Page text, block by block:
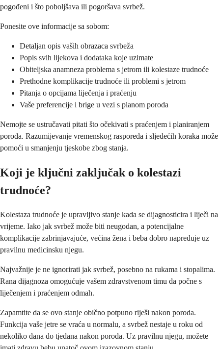
pogođeni i što poboljšava ili pogoršava svrbež.
Ponesite ove informacije sa sobom:
Detaljan opis vaših obrazaca svrbeža
Popis svih lijekova i dodataka koje uzimate
Obiteljska anamneza problema s jetrom ili kolestaze trudnoće
Prethodne komplikacije trudnoće ili problemi s jetrom
Pitanja o opcijama liječenja i praćenju
Vaše preferencije i brige u vezi s planom poroda
Nemojte se ustručavati pitati što očekivati s praćenjem i planiranjem
poroda. Razumijevanje vremenskog rasporeda i sljedećih koraka može
pomoći u smanjenju tjeskobe zbog stanja.
Koji je ključni zaključak o kolestazi
trudnoće?
Kolestaza trudnoće je upravljivo stanje kada se dijagnosticira i liječi na
vrijeme. Iako jak svrbež može biti neugodan, a potencijalne
komplikacije zabrinjavajuće, većina žena i beba dobro napreduje uz
pravilnu medicinsku njegu.
Najvažnije je ne ignorirati jak svrbež, posebno na rukama i stopalima.
Rana dijagnoza omogućuje vašem zdravstvenom timu da počne s
liječenjem i praćenjem odmah.
Zapamtite da se ovo stanje obično potpuno riješi nakon poroda.
Funkcija vaše jetre se vraća u normalu, a svrbež nestaje u roku od
nekoliko dana do tjedana nakon poroda. Uz pravilnu njegu, možete